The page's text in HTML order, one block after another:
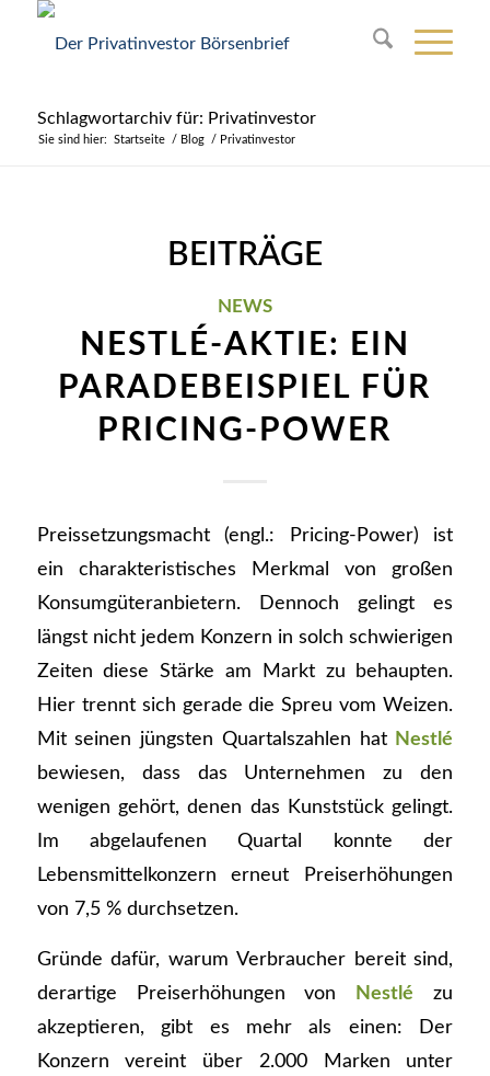
Schlagwortarchiv für: Privatinvestor
Sie sind hier: Startseite / Blog / Privatinvestor
BEITRÄGE
NEWS
NESTLÉ-AKTIE: EIN
PARADEBEISPIEL FÜR
PRICING-POWER
Preissetzungsmacht (engl.: Pricing-Power) ist
ein charakteristisches Merkmal von großen
Konsumgüteranbietern. Dennoch gelingt es
längst nicht jedem Konzern in solch schwierigen
Zeiten diese Stärke am Markt zu behaupten.
Hier trennt sich gerade die Spreu vom Weizen.
Mit seinen jüngsten Quartalszahlen hat Nestlé
bewiesen, dass das Unternehmen zu den
wenigen gehört, denen das Kunststück gelingt.
Im abgelaufenen Quartal konnte der
Lebensmittelkonzern erneut Preiserhöhungen
von 7,5 % durchsetzen.
Gründe dafür, warum Verbraucher bereit sind,
derartige Preiserhöhungen von
Nestlé zu
akzeptieren, gibt es mehr als einen: Der
Konzern vereint über 2.000 Marken unter